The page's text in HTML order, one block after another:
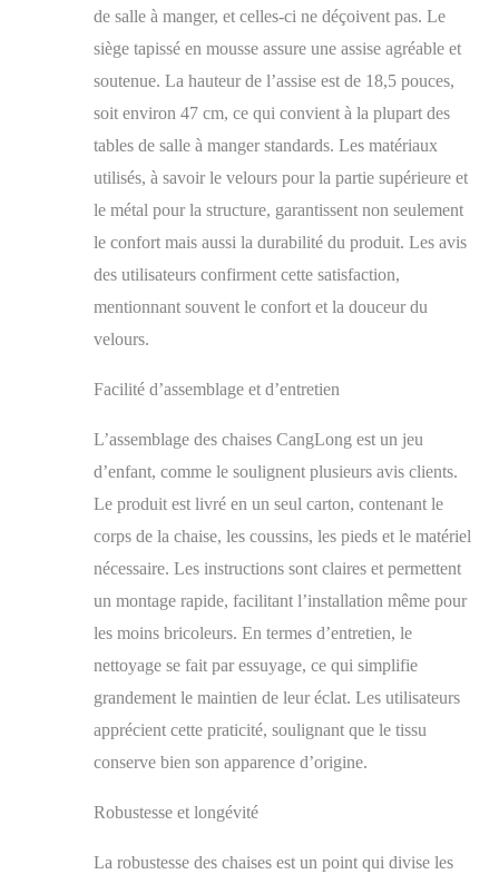
d'amis, la maison de
vacances comme chaise
de lecture, chaise pour
le coin thé ou chaise de
bureau, etc.
chaise de salle à
manger est facile à
assembler grâce aux
instructions détaillées.
Si vous avez des
questions concernant
fournirons une
immédiatement.
de salle à manger, et celles-ci ne déçoivent pas. Le
siège tapissé en mousse assure une assise agréable et
soutenue. La hauteur de l’assise est de 18,5 pouces,
soit environ 47 cm, ce qui convient à la plupart des
tables de salle à manger standards. Les matériaux
utilisés, à savoir le velours pour la partie supérieure et
le métal pour la structure, garantissent non seulement
le confort mais aussi la durabilité du produit. Les avis
des utilisateurs confirment cette satisfaction,
mentionnant souvent le confort et la douceur du
velours.
Facilité d’assemblage et d’entretien
L’assemblage des chaises CangLong est un jeu
d’enfant, comme le soulignent plusieurs avis clients.
Le produit est livré en un seul carton, contenant le
corps de la chaise, les coussins, les pieds et le matériel
nécessaire. Les instructions sont claires et permettent
un montage rapide, facilitant l’installation même pour
les moins bricoleurs. En termes d’entretien, le
nettoyage se fait par essuyage, ce qui simplifie
grandement le maintien de leur éclat. Les utilisateurs
apprécient cette praticité, soulignant que le tissu
conserve bien son apparence d’origine.
Robustesse et longévité
La robustesse des chaises est un point qui divise les